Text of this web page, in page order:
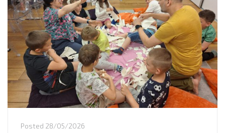
Posted 28/05/2026